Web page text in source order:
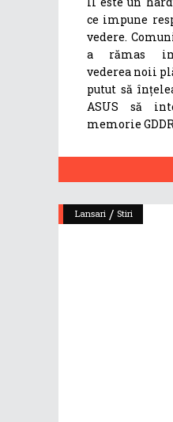
ce impune
vedere.
a rămas
vederea noii
putut să
ASUS să
memorie
Lansari / Stiri